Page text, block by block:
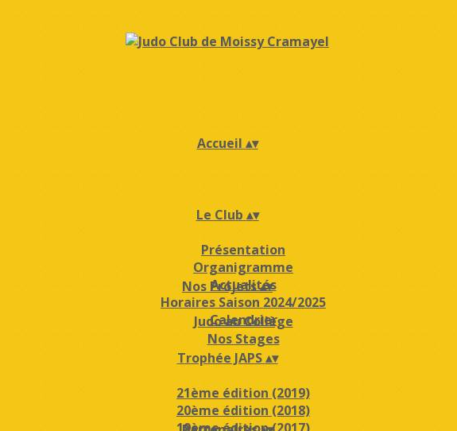
Accueil ▴▾
Le Club ▴▾
Présentation
Organigramme
Actualités
Horaires Saison 2024/2025
Calendrier
Nos Projets▴▾
Judo au Collège
Nos Stages
Trophée JAPS▴▾
21ème édition (2019)
20ème édition (2018)